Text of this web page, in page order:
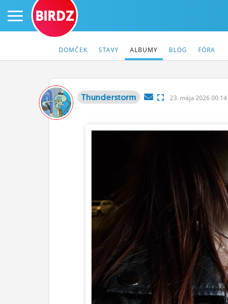
PRIHLÁS SA
BIRDZ
DOMČEK STAVY ALBUMY BLOG FÓRA
Thunderstorm 23. mája 2026 00:14